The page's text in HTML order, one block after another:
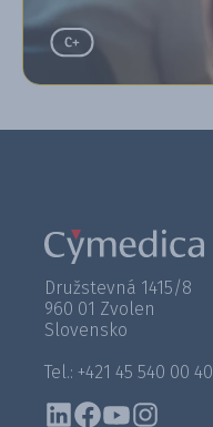
Družstevná 1415/8
960 01 Zvolen
Slovensko
Tel.: +421 45 540 00 40